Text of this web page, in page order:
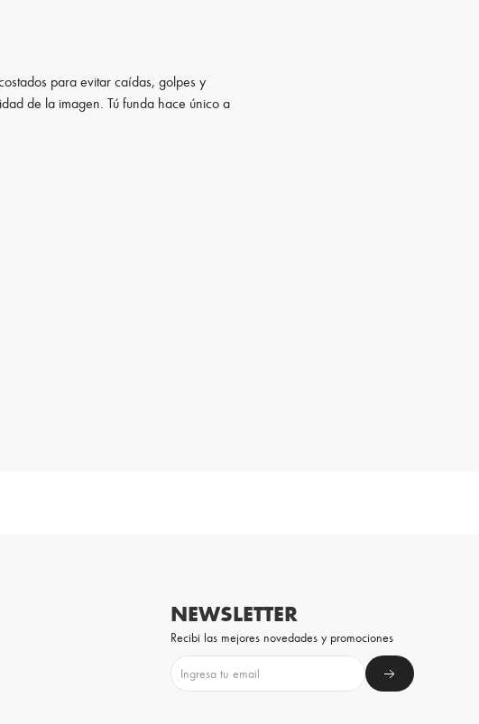
para evitar caídas, golpes y
de la imagen. Tú funda hace único a
NEWSLETTER
Recibi las mejores novedades y promociones